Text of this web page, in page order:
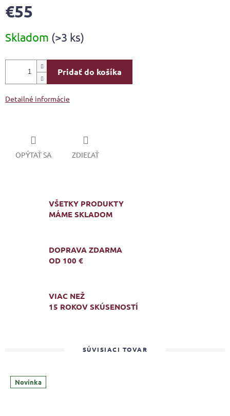
€55
cena:
Skladom (>3 ks)
Pridať do košíka
Detailné informácie
OPÝTAŤ SA ZDIEĽAŤ
VŠETKY PRODUKTY
MÁME SKLADOM
DOPRAVA ZDARMA
OD 100 €
VIAC NEŽ
15 ROKOV SKÚSENOSTÍ
SÚVISIACI TOVAR
Novinka